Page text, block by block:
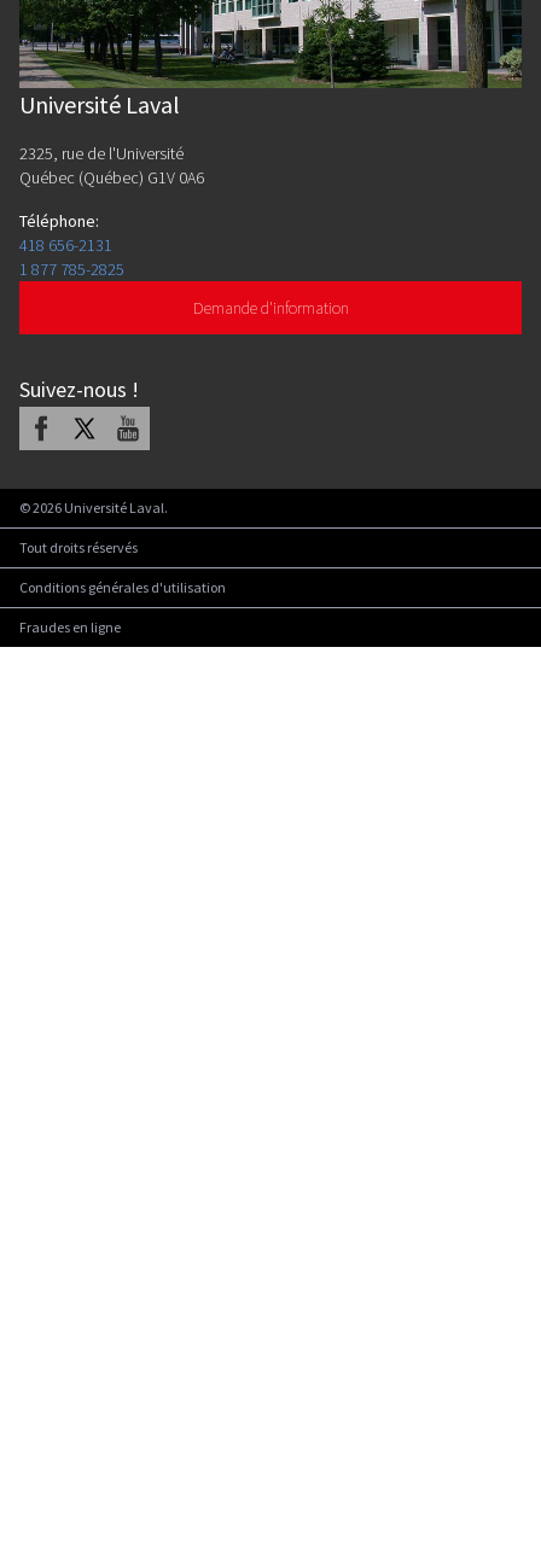
Université Laval
2325, rue de l'Université
Québec (Québec) G1V 0A6
Téléphone:
418 656-2131
1 877 785-2825
Demande d'information
Suivez-nous !
Facebook Youtube
©2026 Université Laval.
Tout droits réservés
Conditions générales d'utilisation
Fraudes en ligne